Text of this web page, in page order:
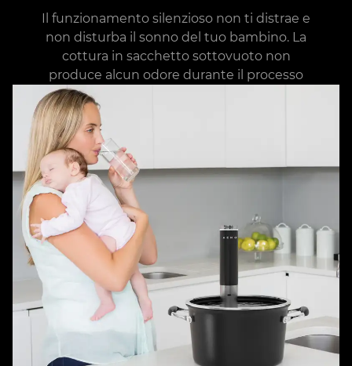
Il funzionamento silenzioso non ti distrae e
non disturba il sonno del tuo bambino. La
cottura in sacchetto sottovuoto non
produce alcun odore durante il processo